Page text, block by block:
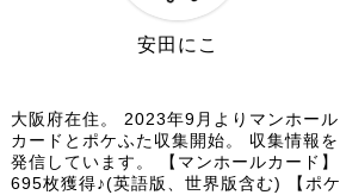
安田にこ
大阪府在住。 2023年9月よりマンホール
カードとポケふた収集開始。 収集情報を
発信しています。 【マンホールカード】
695枚獲得♪(英語版、世界版含む) 【ポケ